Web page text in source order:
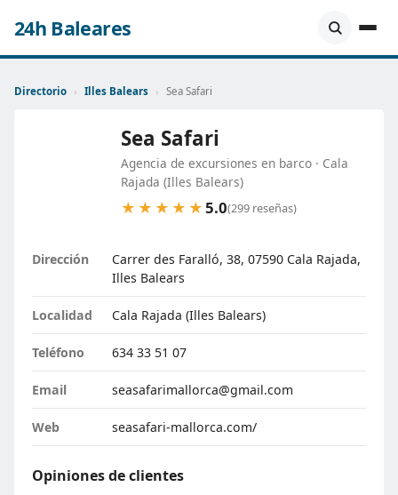
24h Baleares
Directorio › Illes Balears › Sea Safari
Sea Safari
Agencia de excursiones en barco · Cala
Rajada (Illes Balears)
★★★★★5.0(299 reseñas)
Dirección
Carrer des Faralló, 38, 07590 Cala Rajada,
Illes Balears
Localidad Cala Rajada (Illes Balears)
Teléfono 634 33 51 07
Email seasafarimallorca@gmail.com
Web seasafari-mallorca.com/
Opiniones de clientes